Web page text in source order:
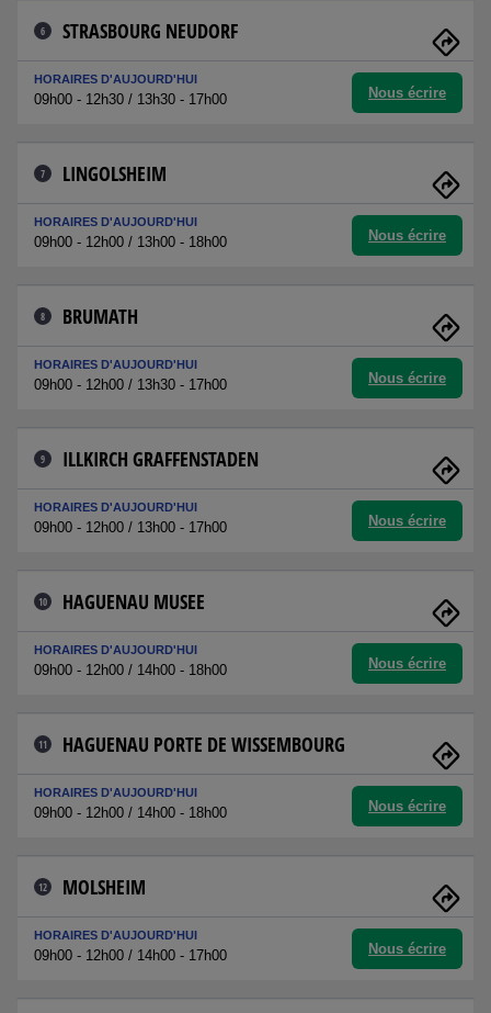
6 STRASBOURG NEUDORF
HORAIRES D'AUJOURD'HUI
09h00 - 12h30 / 13h30 - 17h00 Nous écrire
7 LINGOLSHEIM
HORAIRES D'AUJOURD'HUI
09h00 - 12h00 / 13h00 - 18h00 Nous écrire
8 BRUMATH
HORAIRES D'AUJOURD'HUI
09h00 - 12h00 / 13h30 - 17h00 Nous écrire
9 ILLKIRCH GRAFFENSTADEN
HORAIRES D'AUJOURD'HUI
09h00 - 12h00 / 13h00 - 17h00 Nous écrire
10 HAGUENAU MUSEE
HORAIRES D'AUJOURD'HUI
09h00 - 12h00 / 14h00 - 18h00 Nous écrire
11 HAGUENAU PORTE DE WISSEMBOURG
HORAIRES D'AUJOURD'HUI
09h00 - 12h00 / 14h00 - 18h00 Nous écrire
12 MOLSHEIM
HORAIRES D'AUJOURD'HUI
09h00 - 12h00 / 14h00 - 17h00 Nous écrire